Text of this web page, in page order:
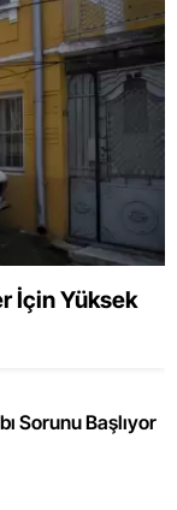
İçin Yüksek
Sorunu Başlıyor